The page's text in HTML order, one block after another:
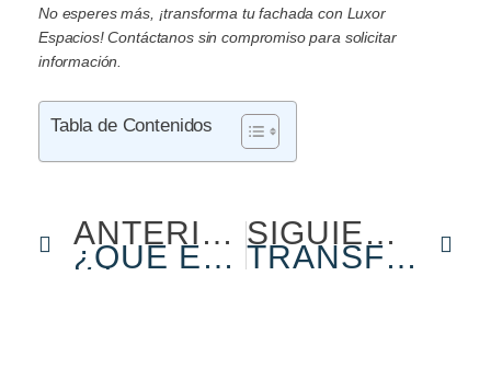
No esperes más, ¡transforma tu fachada con Luxor
Espacios! Contáctanos sin compromiso para solicitar
información.
Tabla de Contenidos
ANTERIOR
¿QUÉ ES UNA FACHADA VENTILADA?
SIGUIENTE
TRANSFORMA TU ESPACIO: TODO SOBRE REFORMAS DE EDIFICIOS